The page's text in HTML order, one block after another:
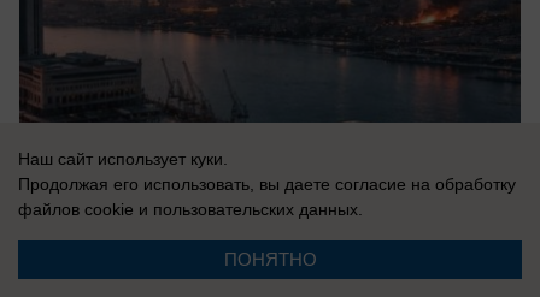
Наш сайт использует куки.
Продолжая его использовать, вы даете согласие на обработку
файлов cookie и пользовательских данных.
ПОНЯТНО